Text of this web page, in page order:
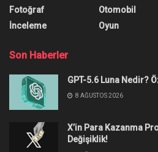
Fotoğraf
İnceleme
Otomobil
Oyun
Son Haberler
GPT-5.6 Luna Nedir?
8 AĞUSTOS 2026
X’in Para Kazanma
Değişiklik!